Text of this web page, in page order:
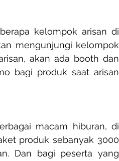
kelompok arisan di
mengunjungi kelompok
akan ada booth dan
bagi produk saat arisan
macam hiburan, di
produk sebanyak 3000
Dan bagi peserta yang